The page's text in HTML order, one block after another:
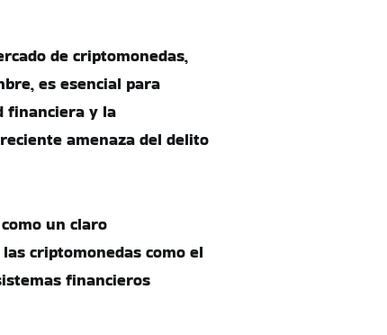
de criptomonedas,
es esencial para
financiera y la
amenaza del delito
un claro
criptomonedas como el
financieros